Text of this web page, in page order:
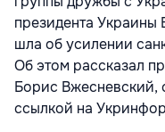
президента Украины
шла об усилении
Об этом рассказал
Борис Вжесневский,
ссылкой на